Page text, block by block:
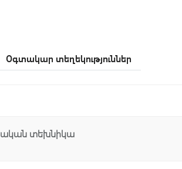
Օգտակար տեղեկություններ
տեխնիկա